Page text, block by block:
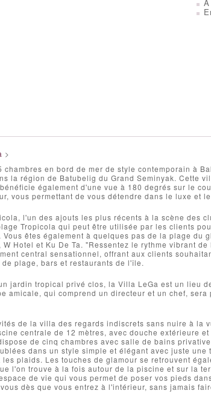
>
en bord de mer de style contemporain à
la région de Batubelig du Grand Seminyak. Cette
également d'une vue à 180 degrés sur le
vous permettant de vous détendre dans le luxe et
l'un des ajouts les plus récents à la scène des
Tropicola qui peut être utilisée par les clients
êtes également à quelques pas de la plage du
Hotel et Ku De Ta. "Ressentez le rythme vibrant
central sensationnel, offrant aux clients
plage, bars et restaurants de l'île.
jardin tropical privé clos, la Villa LeGa est un lieu
amicale, qui comprend un directeur et un chef,
de la villa des regards indiscrets sans nuire à la
centrale de 12 mètres, avec douche extérieure
de cinq chambres avec salle de bains
dans un style simple et élégant avec juste une
plaids. Les touches de glamour se retrouvent
l'on trouve à la fois autour de la piscine et sur la
de vie qui vous permet de poser vos pieds
dès que vous entrez à l'intérieur, sans jamais